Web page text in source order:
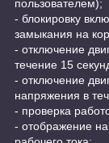
пользователем);
- блокировку
замыкания на
- отключение
течение 15
- отключение
напряжения в
- проверка
- отображение